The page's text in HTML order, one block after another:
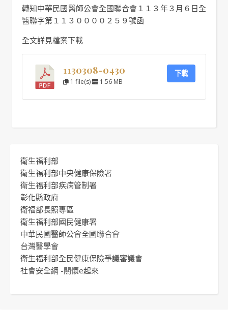
轉知中華民國醫師公會全國聯合會１１３年３月６日全
醫聯字第１１３００００２５９號函
全文詳見檔案下載
1130308-0430
1 file(s) 1.56 MB
下載
衛生福利部
衛生福利部中央健康保險署
衛生福利部疾病管制署
彰化縣政府
衛福部長照專區
衛生福利部國民健康署
中華民國醫師公會全國聯合會
台灣醫學會
衛生福利部全民健康保險爭議審議會
社會安全網 -關懷e起來